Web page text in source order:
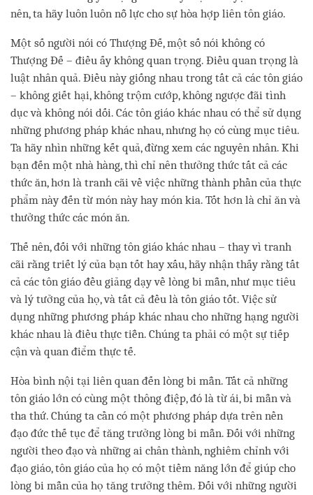
nên, ta hãy luôn luôn nỗ lực cho sự hòa hợp liên tôn giáo.
Một số người nói có Thượng Đế, một số nói không có
Thượng Đế – điều ấy không quan trọng. Điều quan trọng là
luật nhân quả. Điều này giống nhau trong tất cả các tôn giáo
– không giết hại, không trộm cướp, không ngược đãi tình
dục và không nói dối. Các tôn giáo khác nhau có thể sử dụng
những phương pháp khác nhau, nhưng họ có cùng mục tiêu.
Ta hãy nhìn những kết quả, đừng xem các nguyên nhân. Khi
bạn đến một nhà hàng, thì chỉ nên thưởng thức tất cả các
thức ăn, hơn là tranh cãi về việc những thành phần của thực
phẩm này đến từ món này hay món kia. Tốt hơn là chỉ ăn và
thưởng thức các món ăn.
Thế nên, đối với những tôn giáo khác nhau – thay vì tranh
cãi rằng triết lý của bạn tốt hay xấu, hãy nhận thấy rằng tất
cả các tôn giáo đều giảng dạy về lòng bi mẫn, như mục tiêu
và lý tưởng của họ, và tất cả đều là tôn giáo tốt. Việc sử
dụng những phương pháp khác nhau cho những hạng người
khác nhau là điều thực tiễn. Chúng ta phải có một sự tiếp
cận và quan điểm thực tế.
Hòa bình nội tại liên quan đến lòng bi mẫn. Tất cả những
tôn giáo lớn có cùng một thông điệp, đó là từ ái, bi mẫn và
tha thứ. Chúng ta cần có một phương pháp dựa trên nền
đạo đức thế tục để tăng trưởng lòng bi mẫn. Đối với những
người theo đạo và những ai chân thành, nghiêm chỉnh với
đạo giáo, tôn giáo của họ có một tiềm năng lớn để giúp cho
lòng bi mẫn của họ tăng trưởng thêm. Đối với những người